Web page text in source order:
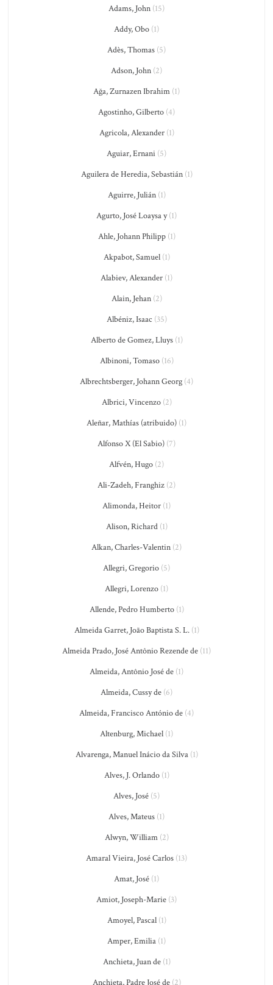
Adams, John (15)
Addy, Obo (1)
Adès, Thomas (5)
Adson, John (2)
Ağa, Zurnazen Ibrahim (1)
Agostinho, Gilberto (4)
Agricola, Alexander(1)
Aguiar, Ernani (5)
Aguilera de Heredia, Sebastián(1)
Aguirre, Julián(1)
Agurto, José Loaysa y(1)
Ahle, Johann Philipp(1)
Akpabot, Samuel(1)
Alabiev, Alexander (1)
Alain, Jehan(2)
Albéniz, Isaac (35)
Alberto de Gomez, Lluys(1)
Albinoni, Tomaso(16)
Albrechtsberger, Johann Georg (4)
Albrici, Vincenzo(2)
Aleñar, Mathías (atribuido) (1)
Alfonso X (El Sabio) (7)
Alfvén, Hugo (2)
Ali-Zadeh, Franghiz (2)
Alimonda, Heitor (1)
Alison, Richard(1)
Alkan, Charles-Valentin (2)
Allegri, Gregorio (5)
Allegri, Lorenzo (1)
Allende, Pedro Humberto(1)
Almeida Garret, João Baptista S. L.(1)
Almeida Prado, José Antônio Rezende de (11)
Almeida, Antônio José de (1)
Almeida, Cussy de (6)
Almeida, Francisco António de (4)
Altenburg, Michael (1)
Alvarenga, Manuel Inácio da Silva(1)
Alves, J. Orlando(1)
Alves, José (5)
Alves, Mateus (1)
Alwyn, William(2)
Amaral Vieira, José Carlos (13)
Amat, José (1)
Amiot, Joseph-Marie (3)
Amoyel, Pascal(1)
Amper, Emilia (1)
Anchieta, Juan de(1)
Anchieta, Padre José de(2)